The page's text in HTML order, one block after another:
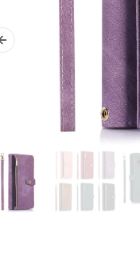
Previous slide